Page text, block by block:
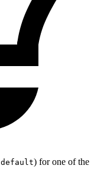
default) for one of the